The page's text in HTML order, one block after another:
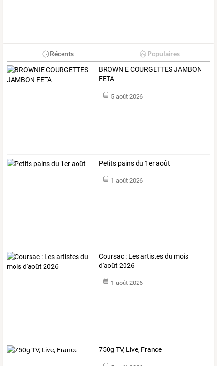
Récents Populaires
BROWNIE COURGETTES JAMBON
FETA
5 août 2026
Petits pains du 1er août
1 août 2026
Coursac : Les artistes du mois
d'août 2026
1 août 2026
750g TV, Live, France